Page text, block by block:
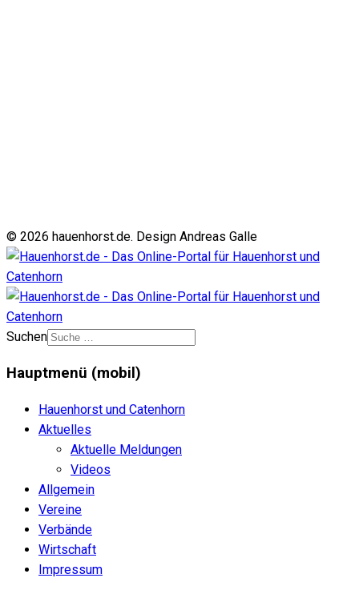
© 2026 hauenhorst.de. Design Andreas Galle
Suchen
Hauptmenü (mobil)
Hauenhorst und Catenhorn
Aktuelles
Aktuelle Meldungen
Videos
Allgemein
Vereine
Verbände
Wirtschaft
Impressum